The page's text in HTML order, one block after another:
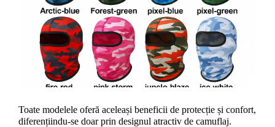
Toate modelele oferă aceleași beneficii de protecție și confort,
diferențiindu-se doar prin designul atractiv de camuflaj.